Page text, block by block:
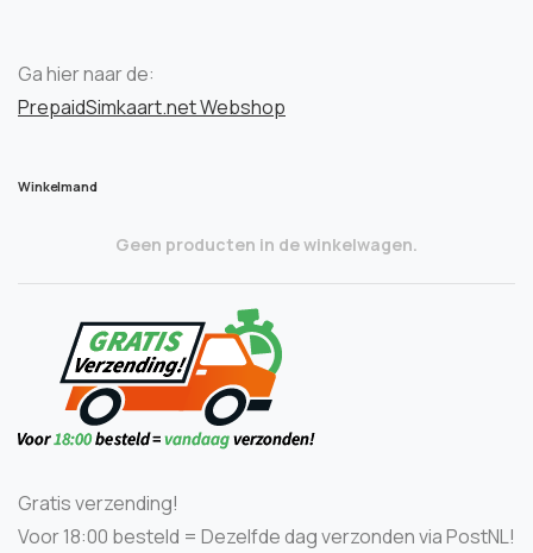
Ga hier naar de:
PrepaidSimkaart.net Webshop
Winkelmand
Geen producten in de winkelwagen.
Gratis verzending!
Voor 18:00 besteld = Dezelfde dag verzonden via PostNL!